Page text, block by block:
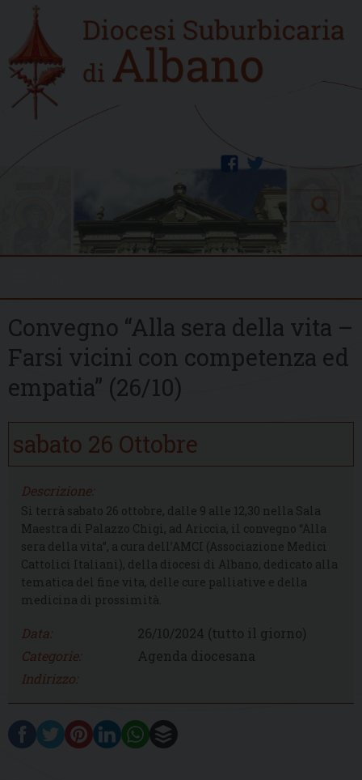
content
Home
new
twitter
facebook
Search
Convegno “Alla sera della vita –
Farsi vicini con competenza ed
empatia” (26/10)
sabato 26 Ottobre
Descrizione:
Si terrà sabato 26 ottobre, dalle 9 alle 12,30 nella Sala
Maestra di Palazzo Chigi, ad Ariccia, il convegno “Alla
sera della vita”, a cura dell’AMCI (Associazione Medici
Cattolici Italiani), della diocesi di Albano, dedicato alla
tematica del fine vita, delle cure palliative e della
medicina di prossimità.
Data: 26/10/2024 (tutto il giorno)
Categorie:
Agenda diocesana
Indirizzo: